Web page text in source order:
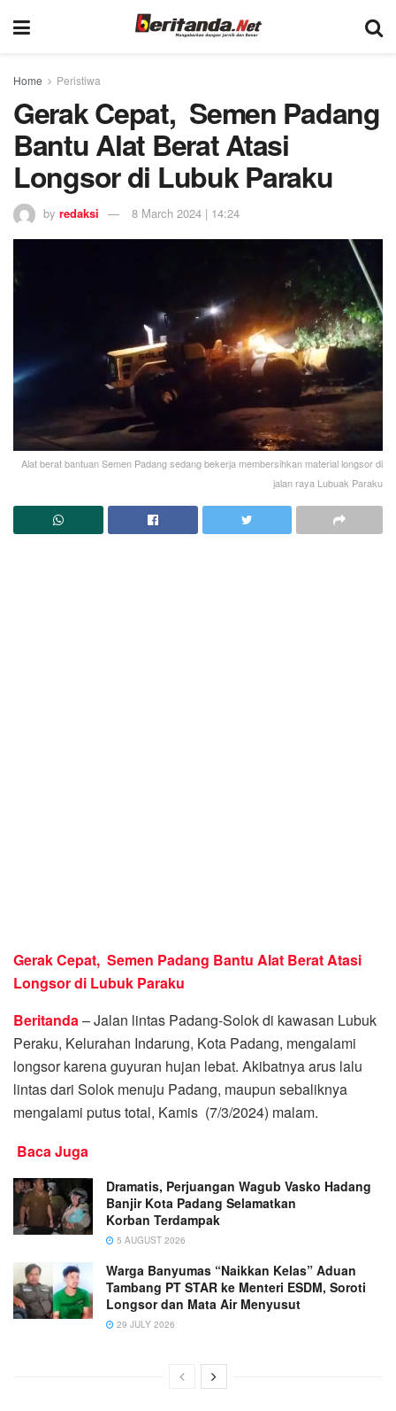
Home Peristiwa
Gerak Cepat, Semen Padang
Bantu Alat Berat Atasi
Longsor di Lubuk Paraku
by redaksi 8 March 2024 | 14:24
Alat berat bantuan Semen Padang sedang bekerja membersihkan material longsor di
jalan raya Lubuak Paraku
Gerak Cepat, Semen Padang Bantu Alat Berat Atasi
Longsor di Lubuk Paraku
Beritanda– Jalan lintas Padang-Solok di kawasan Lubuk
Peraku, Kelurahan Indarung, Kota Padang, mengalami
longsor karena guyuran hujan lebat. Akibatnya arus lalu
lintas dari Solok menuju Padang, maupun sebaliknya
mengalami putus total, Kamis (7/3/2024) malam.
Baca Juga
Dramatis, Perjuangan Wagub Vasko Hadang
Banjir Kota Padang Selamatkan
Korban Terdampak
5 AUGUST 2026
Warga Banyumas “Naikkan Kelas” Aduan
Tambang PT STAR ke Menteri ESDM, Soroti
Longsor dan Mata Air Menyusut
29 JULY 2026